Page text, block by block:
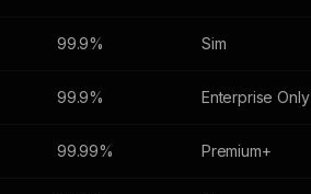
99.9% Sim
99.9% Enterprise Only
99.99% Premium+